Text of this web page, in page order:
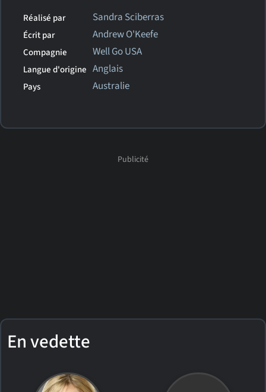
Réalisé par Sandra Sciberras
Écrit par Andrew O'Keefe
Compagnie Well Go USA
Langue d'origine Anglais
Pays Australie
En vedette